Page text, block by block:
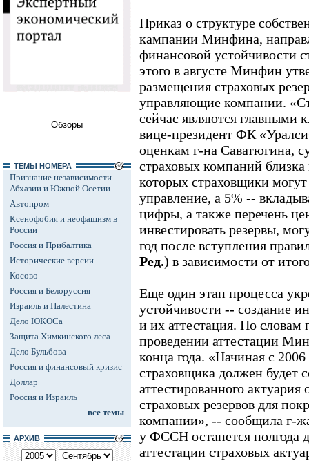
Обзоры
ТЕМЫ НОМЕРА
Признание независимости
Абхазии и Южной Осетии
Автопром
Ксенофобия и неофашизм в
России
Россия и Прибалтика
Исторические версии
Косово
Россия и Белоруссия
Израиль и Палестина
Дело ЮКОСа
Защита Химкинского леса
Дело Бульбова
Россия и финансовый кризис
Доллар
Россия и Израиль
все темы
АРХИВ
Приказ о структуре
кампании Минфина,
финансовой устойчивости
этого в августе Минфин
размещения страховых
управляющие компании.
сейчас являются главными
вице-президент ФК
оценкам г-на Саватюгина,
страховых компаний
которых страховщики могут
управление, а 5% --
цифры, а также перечень
инвестировать резервы,
год после вступления
Ред.) в зависимости от
Еще один этап процесса
устойчивости -- создание
и их аттестация. По словам
проведении аттестации
конца года. «Начиная с 2006
страховщика должен будет
аттестированного
страховых резервов для
компании», -- сообщила г-
у ФССН останется полгода
аттестации страховых